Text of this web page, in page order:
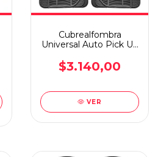
Cubrealfombra
Universal Auto Pick Up
$3.140,00
VER